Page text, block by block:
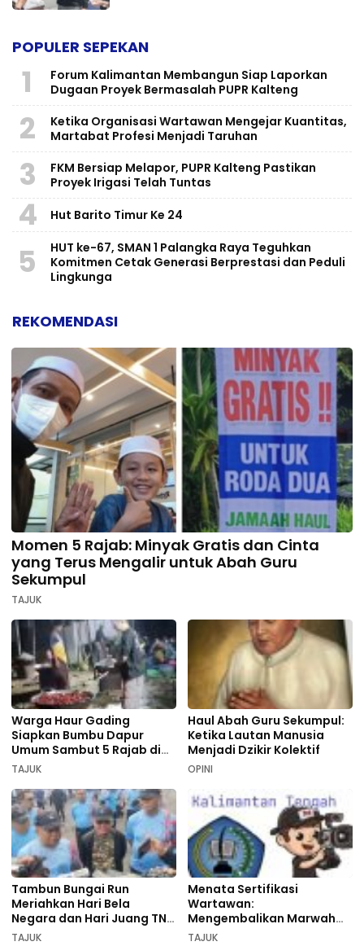
POPULER SEPEKAN
1
Forum Kalimantan Membangun Siap Laporkan
Dugaan Proyek Bermasalah PUPR Kalteng
2
Ketika Organisasi Wartawan Mengejar Kuantitas,
Martabat Profesi Menjadi Taruhan
3
FKM Bersiap Melapor, PUPR Kalteng Pastikan
Proyek Irigasi Telah Tuntas
4 Hut Barito Timur Ke 24
5
HUT ke-67, SMAN 1 Palangka Raya Teguhkan
Komitmen Cetak Generasi Berprestasi dan Peduli
Lingkunga
REKOMENDASI
Momen 5 Rajab: Minyak Gratis dan Cinta
yang Terus Mengalir untuk Abah Guru
Sekumpul
TAJUK
Warga Haur Gading
Siapkan Bumbu Dapur
Umum Sambut 5 Rajab di
Sekumpul
TAJUK
Haul Abah Guru Sekumpul:
Ketika Lautan Manusia
Menjadi Dzikir Kolektif
OPINI
Tambun Bungai Run
Meriahkan Hari Bela
Negara dan Hari Juang TNI
AD di Palangka Raya
TAJUK
Menata Sertifikasi
Wartawan:
Mengembalikan Marwah
Pers dan Keadilan
TAJUK